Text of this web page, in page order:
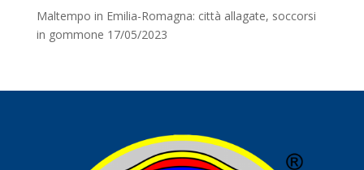
Maltempo in Emilia-Romagna: città allagate, soccorsi
in gommone 17/05/2023